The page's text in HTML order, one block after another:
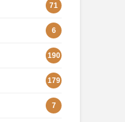
71
6
190
179
7